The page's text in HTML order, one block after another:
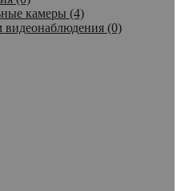
камеры (4)
видеонаблюдения (0)